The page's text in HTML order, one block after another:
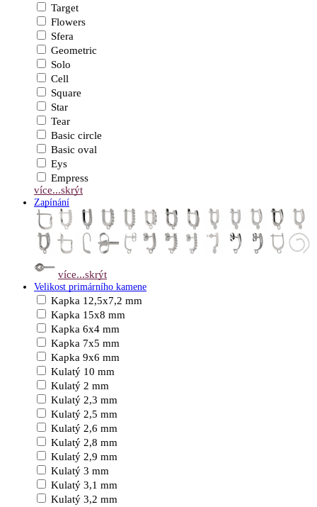
Target
Flowers
Sfera
Geometric
Solo
Cell
Square
Star
Tear
Basic circle
Basic oval
Eys
Empress
více...skrýt
Zapínání
více...skrýt
Velikost primárního kamene
Kapka 12,5x7,2 mm
Kapka 15x8 mm
Kapka 6x4 mm
Kapka 7x5 mm
Kapka 9x6 mm
Kulatý 10 mm
Kulatý 2 mm
Kulatý 2,3 mm
Kulatý 2,5 mm
Kulatý 2,6 mm
Kulatý 2,8 mm
Kulatý 2,9 mm
Kulatý 3 mm
Kulatý 3,1 mm
Kulatý 3,2 mm